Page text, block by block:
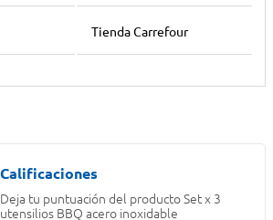
Tienda Carrefour
Deja tu puntuación del producto Set x 3
utensilios BBQ acero inoxidable